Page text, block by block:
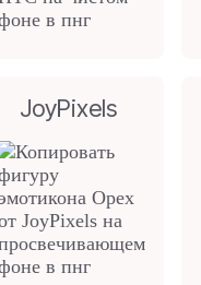
JoyPixels